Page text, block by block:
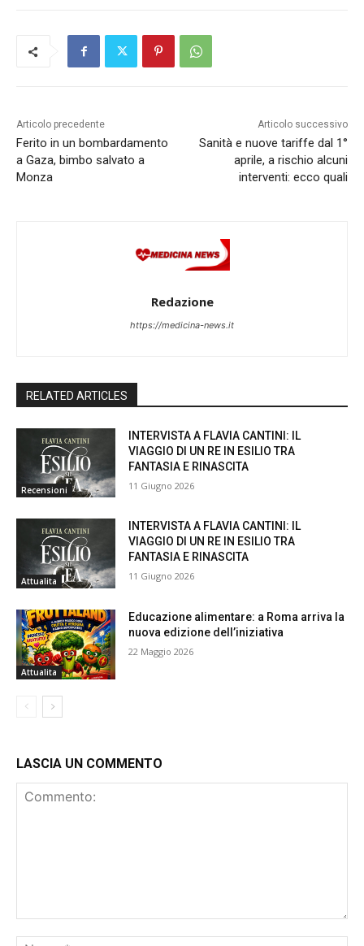
Articolo precedente
Ferito in un bombardamento
a Gaza, bimbo salvato a
Monza
Articolo successivo
Sanità e nuove tariffe dal 1°
aprile, a rischio alcuni
interventi: ecco quali
Redazione
https://medicina-news.it
RELATED ARTICLES
Recensioni
INTERVISTA A FLAVIA CANTINI: IL
VIAGGIO DI UN RE IN ESILIO TRA
FANTASIA E RINASCITA
11 Giugno 2026
Attualita
INTERVISTA A FLAVIA CANTINI: IL
VIAGGIO DI UN RE IN ESILIO TRA
FANTASIA E RINASCITA
11 Giugno 2026
Attualita
Educazione alimentare: a Roma arriva la
nuova edizione dell’iniziativa
22 Maggio 2026
LASCIA UN COMMENTO